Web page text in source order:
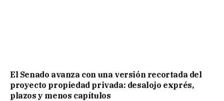
El Senado avanza con una versión recortada del
proyecto propiedad privada: desalojo exprés,
plazos y menos capítulos